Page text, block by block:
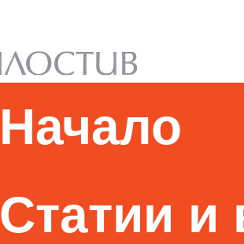
Начало
Статии и